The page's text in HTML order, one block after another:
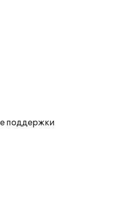
поддержки